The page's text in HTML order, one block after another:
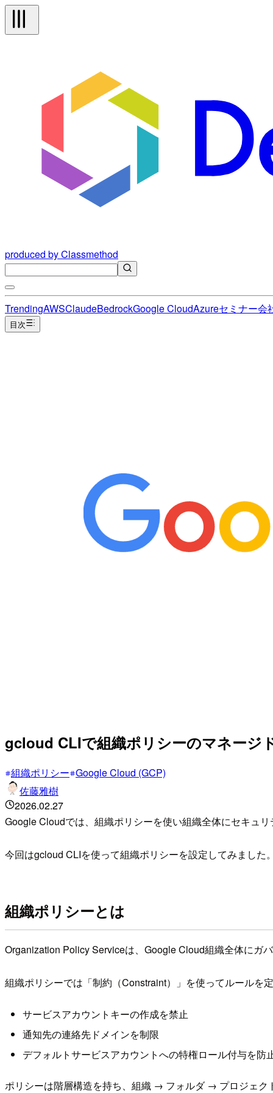
produced by Classmethod
TrendingAWSClaudeBedrockGoogle CloudAzureセミナー会
目次
gcloud CLIで組織ポリシーのマネージ
組織ポリシー Google Cloud (GCP)
佐藤雅樹
2026.02.27
Google Cloudでは、組織ポリシーを使い組織全体にセキュ
今回はgcloud CLIを使って組織ポリシーを設定してみました
組織ポリシーとは
Organization Policy Serviceは、Google Cloud組織全体にガ
組織ポリシーでは「制約（Constraint）」を使ってルールを
サービスアカウントキーの作成を禁止
通知先の連絡先ドメインを制限
デフォルトサービスアカウントへの特権ロール付与を防
ポリシーは階層構造を持ち、組織 → フォルダ → プロジェク